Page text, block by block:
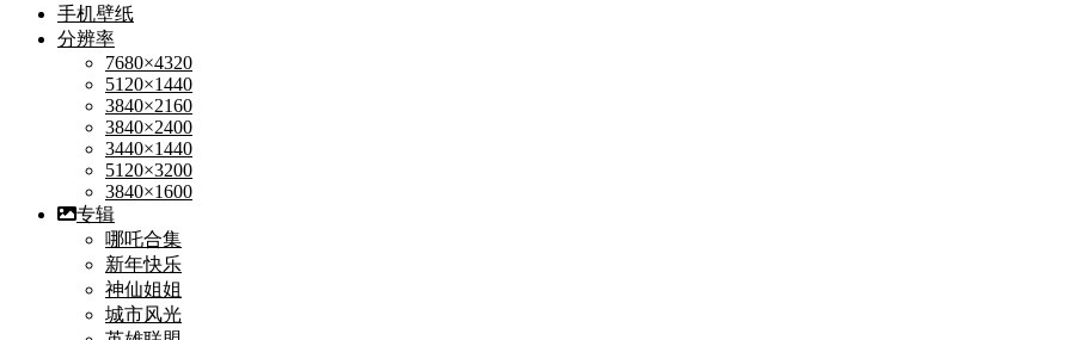
手机壁纸
分辨率
7680×4320
5120×1440
3840×2160
3840×2400
3440×1440
5120×3200
3840×1600
专辑
哪吒合集
新年快乐
神仙姐姐
城市风光